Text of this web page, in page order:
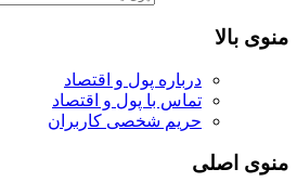
منوی بالا
درباره پول و اقتصاد
تماس با پول و اقتصاد
حریم شخصی کاربران
منوی اصلی